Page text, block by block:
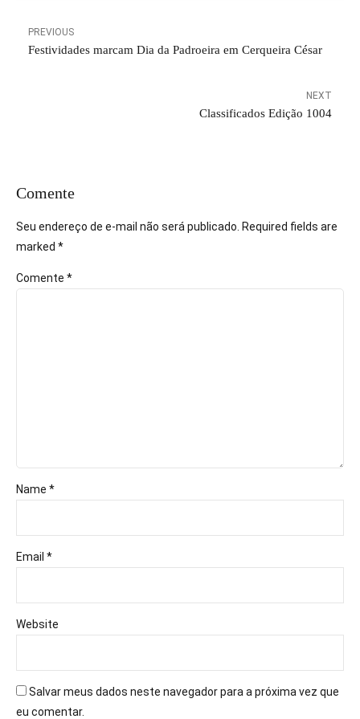
PREVIOUS
Festividades marcam Dia da Padroeira em Cerqueira César
NEXT
Classificados Edição 1004
Comente
Seu endereço de e-mail não será publicado. Required fields are
marked *
Comente *
Name *
Email *
Website
Salvar meus dados neste navegador para a próxima vez que
eu comentar.